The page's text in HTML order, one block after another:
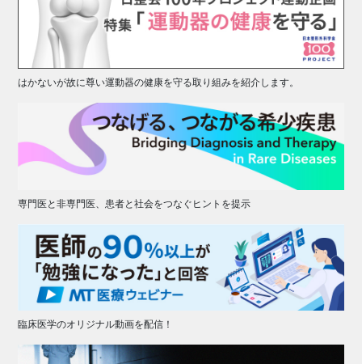
はかないが故に尊い運動器の健康を守る取り組みを紹介します。
専門医と非専門医、患者と社会をつなぐヒントを提示
臨床医学のオリジナル動画を配信！